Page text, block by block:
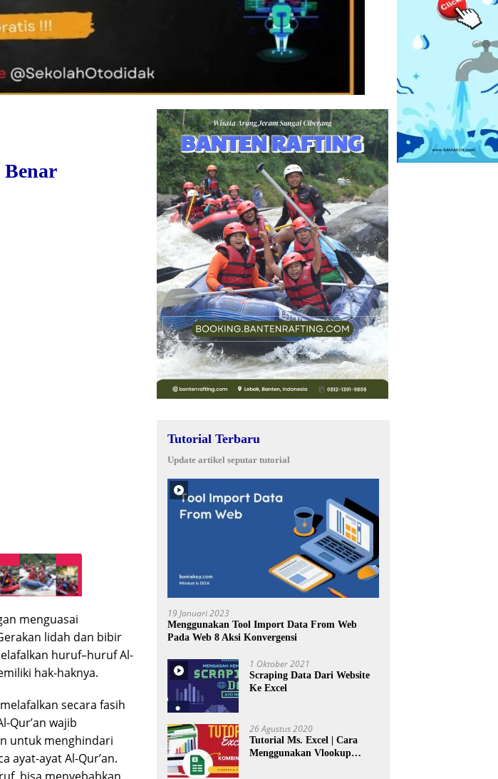
Benar
menguasai
lidah dan bibir
huruf–huruf Al-
hak-haknya.
secara fasih
Qur’an wajib
untuk menghindari
ayat-ayat Al-Qur’an.
Tutorial Terbaru
Update artikel seputar tutorial
19 Januari 2023
Menggunakan Tool Import Data From Web
Pada Web 8 Aksi Konvergensi
1 Oktober 2021
Scraping Data Dari Website
Ke Excel
26 Agustus 2020
Tutorial Ms. Excel | Cara
Menggunakan Vlookup